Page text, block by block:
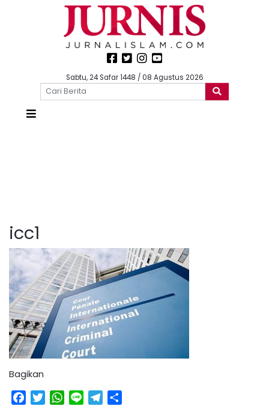
Sabtu, 24 Safar 1448 / 08 Agustus 2026
icc1
Bagikan
Facebook
TwitterWhatsApp
Line Telegram